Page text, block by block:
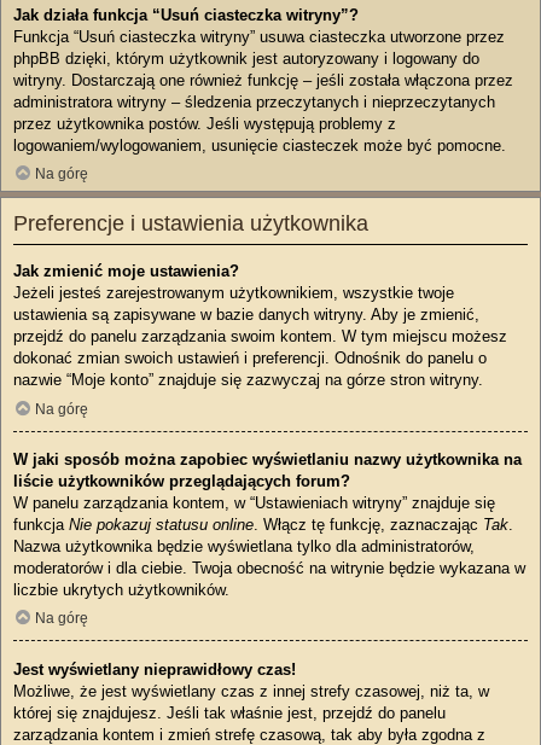
Jak działa funkcja “Usuń ciasteczka witryny”?
Funkcja “Usuń ciasteczka witryny” usuwa ciasteczka utworzone przez
phpBB dzięki, którym użytkownik jest autoryzowany i logowany do
witryny. Dostarczają one również funkcję – jeśli została włączona przez
administratora witryny – śledzenia przeczytanych i nieprzeczytanych
przez użytkownika postów. Jeśli występują problemy z
logowaniem/wylogowaniem, usunięcie ciasteczek może być pomocne.
Na górę
Preferencje i ustawienia użytkownika
Jak zmienić moje ustawienia?
Jeżeli jesteś zarejestrowanym użytkownikiem, wszystkie twoje
ustawienia są zapisywane w bazie danych witryny. Aby je zmienić,
przejdź do panelu zarządzania swoim kontem. W tym miejscu możesz
dokonać zmian swoich ustawień i preferencji. Odnośnik do panelu o
nazwie “Moje konto” znajduje się zazwyczaj na górze stron witryny.
Na górę
W jaki sposób można zapobiec wyświetlaniu nazwy użytkownika na
liście użytkowników przeglądających forum?
W panelu zarządzania kontem, w “Ustawieniach witryny” znajduje się
funkcja Nie pokazuj statusu online . Włącz tę funkcję, zaznaczając Tak
Nazwa użytkownika będzie wyświetlana tylko dla administratorów,
moderatorów i dla ciebie. Twoja obecność na witrynie będzie wykazana w
liczbie ukrytych użytkowników.
Na górę
Jest wyświetlany nieprawidłowy czas!
Możliwe, że jest wyświetlany czas z innej strefy czasowej, niż ta, w
której się znajdujesz. Jeśli tak właśnie jest, przejdź do panelu
zarządzania kontem i zmień strefę czasową, tak aby była zgodna z